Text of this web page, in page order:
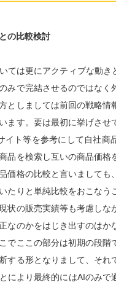
の比較検討
ては更にアクティブな動き
みで完結させるのではなく
としましては前回の戦略情
ます。要は最初に挙げさせ
イト等を参考にして自社商
品を検索し互いの商品価格
価格の比較と言いましても
たりと単純比較をおこなう
状の販売実績等も考慮しな
なのかをはじき出すのはか
でここの部分は初期の段階
する形となりまして、それ
により最終的にはAIのみで